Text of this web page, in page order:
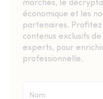
marchés, le
économique et les
partenaires.
contenus exclusifs
experts, pour
professionnelle.